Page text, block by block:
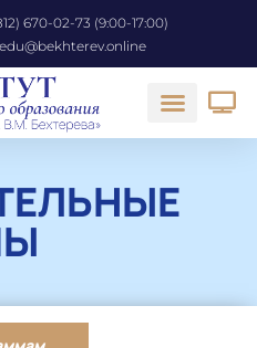
670-02-73 (9:00-17:00)
edu@bekhterev.online